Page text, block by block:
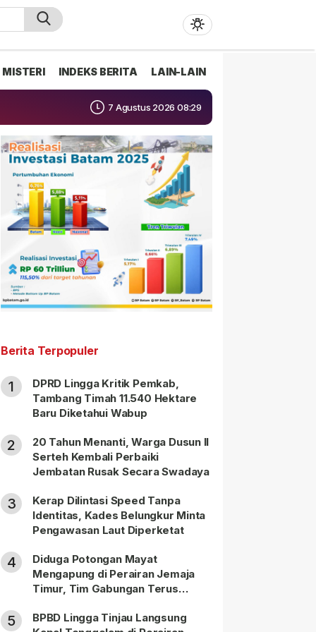
MISTERI INDEKS BERITA LAIN-LAIN
7 Agustus 2026 08:29
Berita Terpopuler
1
DPRD Lingga Kritik Pemkab,
Tambang Timah 11.540 Hektare
Baru Diketahui Wabup
2
20 Tahun Menanti, Warga Dusun II
Serteh Kembali Perbaiki
Jembatan Rusak Secara Swadaya
3
Kerap Dilintasi Speed Tanpa
Identitas, Kades Belungkur Minta
Pengawasan Laut Diperketat
4
Diduga Potongan Mayat
Mengapung di Perairan Jemaja
Timur, Tim Gabungan Terus
5
BPBD Lingga Tinjau Langsung